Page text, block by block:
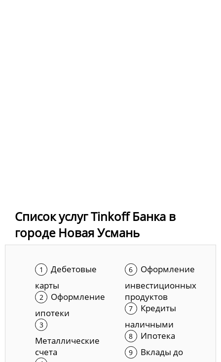
Список услуг Tinkoff Банка в
городе Новая Усмань
Дебетовые
карты
Оформление
ипотеки
Металлические
счета
Оформление
инвестиционных
продуктов
Кредиты
наличными
Ипотека
Вклады до